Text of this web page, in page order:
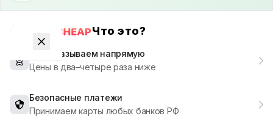
Что это?
Мы заказываем напрямую
Цены в два–четыре раза ниже
Безопасные платежи
Принимаем карты любых банков РФ